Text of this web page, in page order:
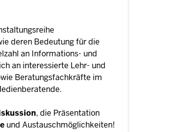
deren Bedeutung für die
an Informations- und
an interessierte Lehr- und
Beratungsfachkräfte im
, die Präsentation
und Austauschmöglichkeiten!